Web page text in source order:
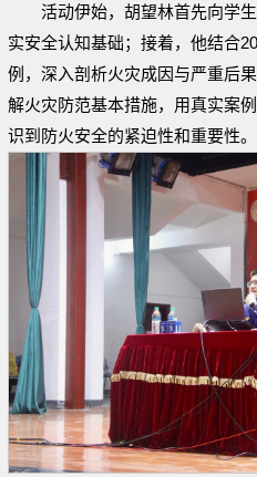
活动伊始，胡望林首先向学
实安全认知基础；接着，他结合
例，深入剖析火灾成因与严重后
解火灾防范基本措施，用真实案
识到防火安全的紧迫性和重要性。